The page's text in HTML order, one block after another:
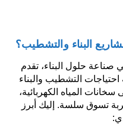
البناء والتشطيب؟
صناعة حلول البناء، تقدم
احتياجات التشطيب والبناء
المياه الكهربائية،
تسوق سلسة. إليك أبرز